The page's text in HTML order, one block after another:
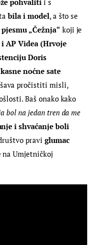
pohvaliti i s
bila i model, a što se
„Čežnja“ koji je
AP Videa (Hrvoje
Doris
noćne sate
pročistiti misli,
Baš onako kako
bol na jedan tren da me
i shvaćanje boli
pravi glumac
na Umjetničkoj